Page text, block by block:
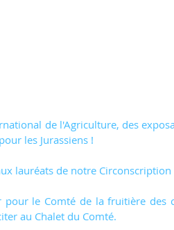
de l'Agriculture, des
les Jurassiens !
lauréats de notre Circonscription
pour le Comté de la fruitière des
au Chalet du Comté.